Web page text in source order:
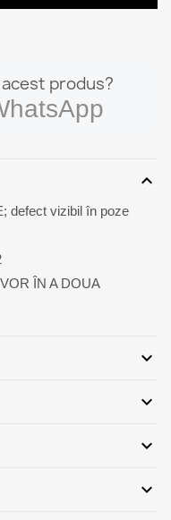
produs?
expand_more
defect vizibil în poze
ÎN A DOUA
expand_more
expand_more
expand_more
expand_more